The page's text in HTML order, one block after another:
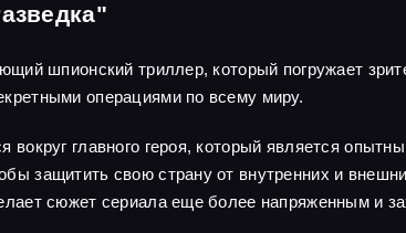
шпионский триллер, который погружает
операциями по всему миру.
главного героя, который является
защитить свою страну от внутренних и
сюжет сериала еще более напряженным и